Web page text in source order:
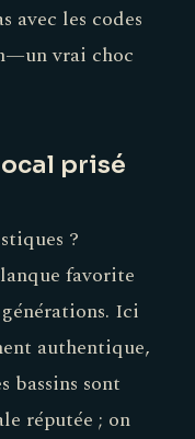
avec les codes
vrai choc
prisé
?
favorite
Ici
authentique,
bassins sont
réputée ; on